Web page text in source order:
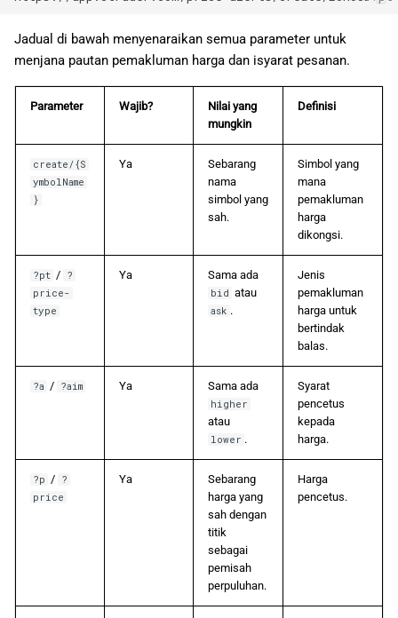
Jadual di bawah menyenaraikan semua parameter untuk
menjana pautan pemakluman harga dan isyarat pesanan.
Parameter Wajib?
Nilai yang
mungkin
Definisi
create/{S
ymbolName
}
Ya
Sebarang
nama
simbol yang
sah.
Simbol yang
mana
pemakluman
harga
dikongsi.
?pt / ?
price-
type
Ya Sama ada
bid atau
ask .
Jenis
pemakluman
harga untuk
bertindak
balas.
?a / ?aim Ya Sama ada
higher
atau
lower .
Syarat
pencetus
kepada
harga.
?p / ?
price
Ya
Sebarang
harga yang
sah dengan
titik
sebagai
pemisah
perpuluhan.
Harga
pencetus.